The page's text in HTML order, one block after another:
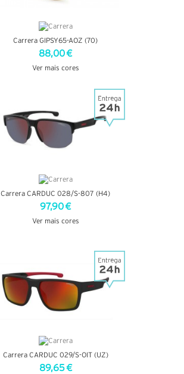
Carrera GIPSY65-AOZ (70)
88,00 €
Ver mais cores
Carrera CARDUC 028/S-807 (H4)
97,90 €
Ver mais cores
Carrera CARDUC 029/S-OIT (UZ)
89,65 €